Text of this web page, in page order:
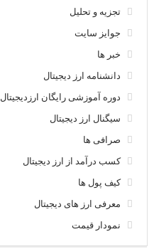
تجزیه و تحلیل
جوایز سایت
خبر ها
دانشنامه ارز دیجیتال
دوره آموزشی رایگان ارزدیجیتال
سیگنال ارز دیجیتال
صرافی ها
کسب درآمد از ارز دیجیتال
کیف پول ها
معرفی ارز های دیجیتال
نمودار قیمت